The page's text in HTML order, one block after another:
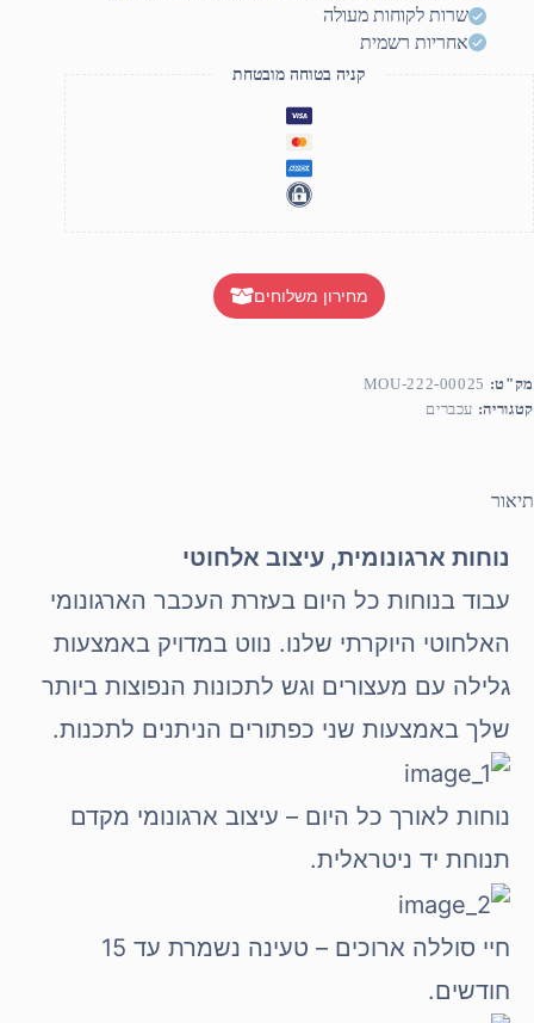
שרות לקוחות מעולה
אחריות רשמית
קניה בטוחה מובטחת
מחירון משלוחים
מק"ט: MOU-222-00025
קטגוריה: עכברים
תיאור
נוחות ארגונומית, עיצוב אלחוטי
עבוד בנוחות כל היום בעזרת העכבר הארגונומי
האלחוטי היוקרתי שלנו. נווט במדויק באמצעות
גלילה עם מעצורים וגש לתכונות הנפוצות ביותר
שלך באמצעות שני כפתורים הניתנים לתכנות.
נוחות לאורך כל היום – עיצוב ארגונומי מקדם
תנוחת יד ניטראלית.
חיי סוללה ארוכים – טעינה נשמרת עד 15
חודשים.